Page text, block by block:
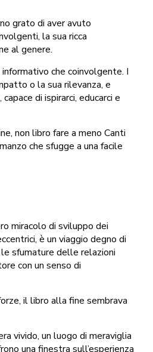
grato di aver avuto
la sua ricca
al genere.
che coinvolgente. I
o la sua rilevanza, e
di ispirarci, educarci e
non libro fare a meno Canti
che sfugge a una facile
miracolo di sviluppo dei
è un viaggio degno di
sfumature delle relazioni
con un senso di
il libro alla fine sembrava
vivido, un luogo di meraviglia
una finestra sull’esperienza